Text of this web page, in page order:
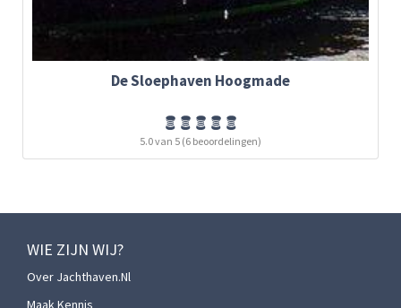
De Sloephaven Hoogmade
5.0 van 5 (6 beoordelingen)
WIE ZIJN WIJ?
Over Jachthaven.nl
Maak Kennis